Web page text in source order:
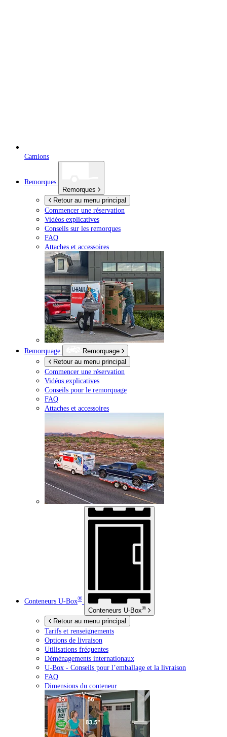
Camions
Remorques
Remorques
Retour au menu principal
Commencer une réservation
Vidéos explicatives
Conseils sur les remorques
FAQ
Attaches et accessoires
Remorquage
Remorquage
Retour au menu principal
Commencer une réservation
Vidéos explicatives
Conseils pour le remorquage
FAQ
Attaches et accessoires
Conteneurs U-Box®
Conteneurs U-Box®
Retour au menu principal
Tarifs et renseignements
Options de livraison
Utilisations fréquentes
Déménagements internationaux
U-Box - Conseils pour l’emballage et la livraison
FAQ
Dimensions du conteneur